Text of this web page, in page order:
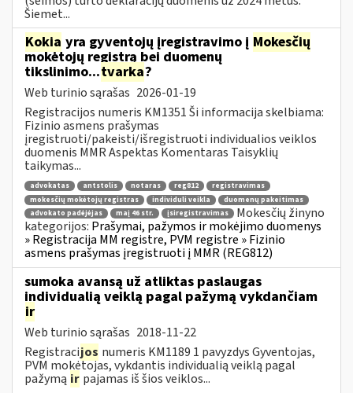
Šiemet...
Kokia yra gyventojų įregistravimo į Mokesčių
mokėtojų registrą bei duomenų
tikslinimo...tvarka?
Web turinio sąrašas 2026-01-19
Registracijos numeris KM1351 Ši informacija skelbiama:
Fizinio asmens prašymas
įregistruoti/pakeisti/išregistruoti individualios veiklos
duomenis MMR Aspektas Komentaras Taisyklių
taikymas...
advokatas antstolis notaras reg812
registravimas
mokesčių mokėtojų registras
individuli veikla
duomenų pakeitimas
advokato padėjėjas
maį 46 str. įsiregistravimas
Mokesčių žinyno
kategorijos: Prašymai, pažymos ir mokėjimo duomenys
» Registracija MM registre, PVM registre » Fizinio
asmens prašymas įregistruoti į MMR (REG812)
sumoka avansą už atliktas paslaugas
individualią veiklą pagal pažymą vykdančiam
ir
Web turinio sąrašas 2018-11-22
Registracijos numeris KM1189 1 pavyzdys Gyventojas,
PVM mokėtojas, vykdantis individualią veiklą pagal
pažymą ir pajamas iš šios veiklos...